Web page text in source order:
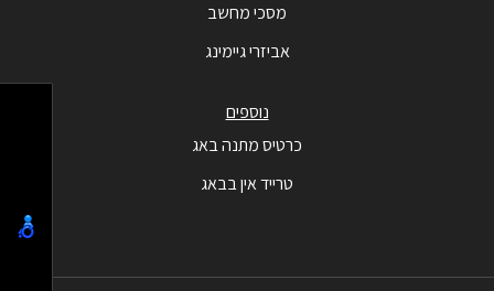
מסכי מחשב
אביזרי גיימינג
נוספים
כרטיס מתנה באג
טרייד אין בבאג